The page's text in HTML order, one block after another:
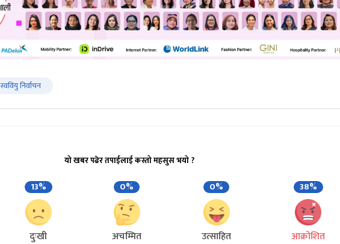
स्ववियु निर्वाचन
यो खबर पढेर तपाईलाई कस्तो महसुस भयो ?
13%
दुःखी
0%
अचम्मित
0%
उत्साहित
38%
आक्रोशित